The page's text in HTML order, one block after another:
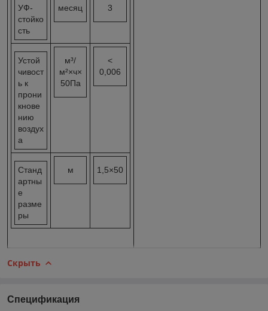
УФ-
стойко
сть
месяц 3
Устой
чивост
ь к
прони
кнове
нию
воздух
а
м³/
м²×ч×
50Па
<
0,006
Станд
артны
е
разме
ры
м 1,5×50
Скрыть
Спецификация